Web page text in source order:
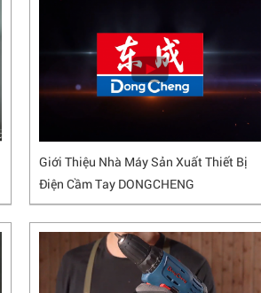
Giới Thiệu Nhà Máy Sản Xuất Thiết Bị
Điện Cầm Tay DONGCHENG